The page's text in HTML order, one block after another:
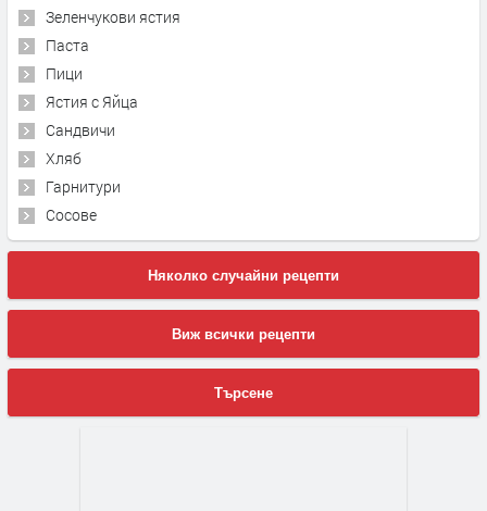
Зеленчукови ястия
Паста
Пици
Ястия с Яйца
Сандвичи
Хляб
Гарнитури
Сосове
Няколко случайни рецепти
Виж всички рецепти
Търсене